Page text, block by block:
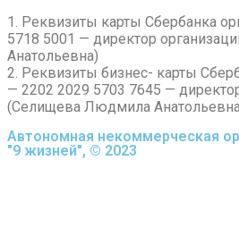
1. Реквизиты карты Сбербанка
5718 5001 — директор
Анатольевна)
2. Реквизиты бизнес- карты
— 2202 2029 5703 7645 —
(Селищева Людмила
Автономная некоммерческая
"9 жизней", © 2023